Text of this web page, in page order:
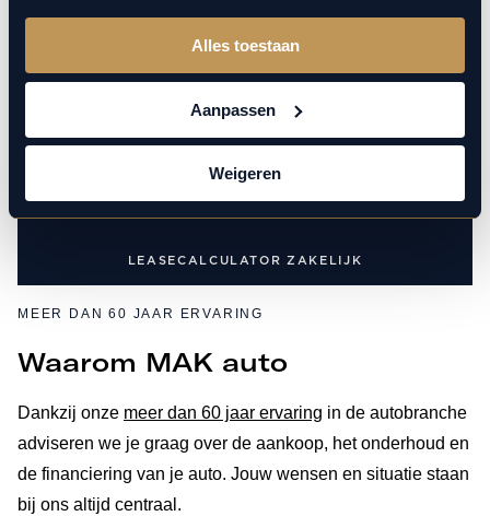
Alles toestaan
Aanpassen
Weigeren
houden we rekening met jouw persoonlijke situatie en
financiële ruimte, zodat je maandlasten realistisch en
LEASECALCULATOR ZAKELIJK
MEER DAN 60 JAAR ERVARING
Waarom MAK auto
Dankzij onze meer dan 60 jaar ervaring in de autobranche
adviseren we je graag over de aankoop, het onderhoud en
de financiering van je auto. Jouw wensen en situatie staan
bij ons altijd centraal.